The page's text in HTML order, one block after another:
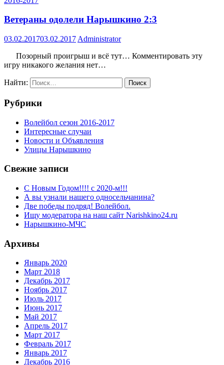
Ветераны одолели Нарышкино 2:3
03.02.201703.02.2017 Administrator
Позорный проигрыш и всё тут… Комментировать эту
игру никакого желания нет…
Найти:
Рубрики
Волейбол сезон 2016-2017
Интересные случаи
Новости и Объявления
Улицы Нарышкино
Свежие записи
С Новым Годом!!!! с 2020-м!!!
А вы узнали нашего односельчанина?
Две победы подряд! Волейбол.
Ищу модератора на наш сайт Narishkino24.ru
Нарышкино-МЧС
Архивы
Январь 2020
Март 2018
Декабрь 2017
Ноябрь 2017
Июль 2017
Июнь 2017
Май 2017
Апрель 2017
Март 2017
Февраль 2017
Январь 2017
Декабрь 2016